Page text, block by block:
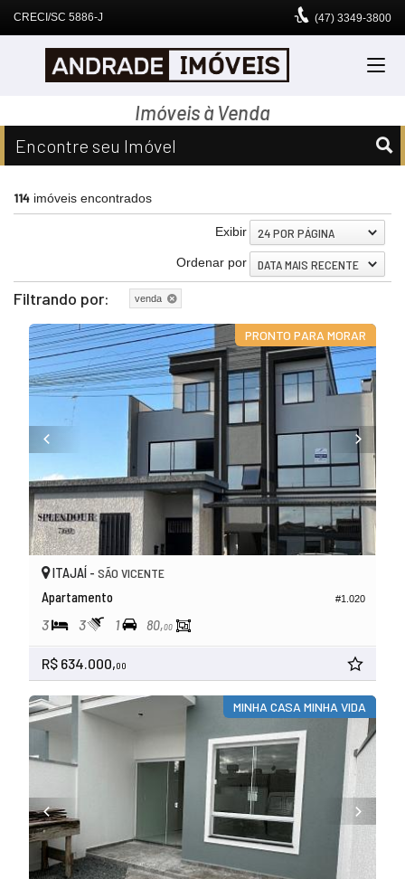
CRECI/SC 5886-J (47) 3349-3800
Imóveis à Venda
Encontre seu Imóvel
114 imóveis encontrados
Exibir 24 POR PÁGINA
Ordenar por DATA MAIS RECENTE
Filtrando por: venda
PRONTO PARA MORAR
#1.020
ITAJAÍ - SÃO VICENTE
Apartamento
3 3 1 80,00
R$ 634.000,00
MINHA CASA MINHA VIDA